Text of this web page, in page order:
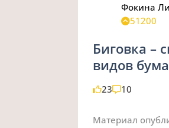
Фокина
51200
Биговка –
видов
23 10
Материал